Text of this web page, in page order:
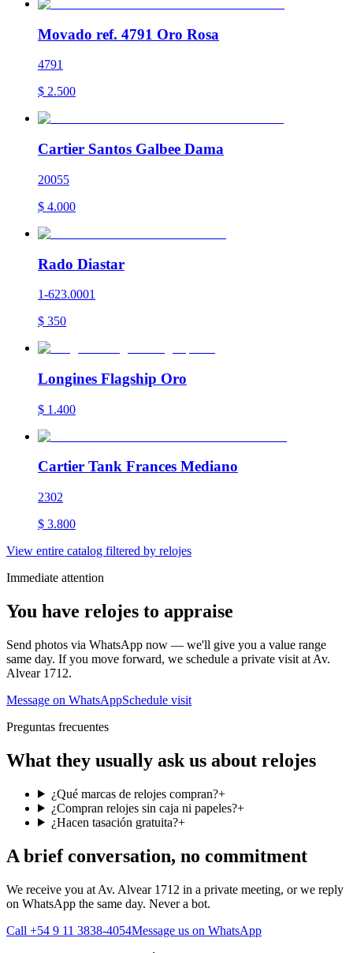
Movado ref. 4791 Oro Rosa
4791
$ 2.500
Cartier Santos Galbee Dama
20055
$ 4.000
Rado Diastar
1-623.0001
$ 350
Longines Flagship Oro
$ 1.400
Cartier Tank Frances Mediano
2302
$ 3.800
View entire catalog filtered by relojes
Immediate attention
You have relojes to appraise
Send photos via WhatsApp now — we'll give you a value range
same day. If you move forward, we schedule a private visit at Av.
Alvear 1712.
Message on WhatsAppSchedule visit
Preguntas frecuentes
What they usually ask us about relojes
¿Qué marcas de relojes compran?+
¿Compran relojes sin caja ni papeles?+
¿Hacen tasación gratuita?+
A brief conversation, no commitment
We receive you at Av. Alvear 1712 in a private meeting, or we reply
on WhatsApp the same day. Never a bot.
Call +54 9 11 3838-4054Message us on WhatsApp